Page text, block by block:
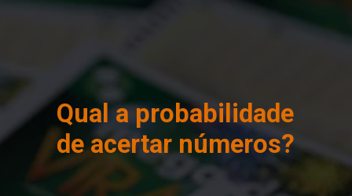
Opening
Qual a probabilidade
de acertar números?